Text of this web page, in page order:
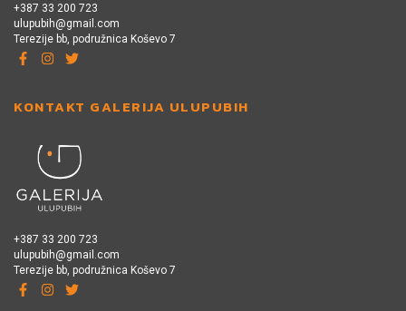
+387 33 200 723
ulupubih@gmail.com
Terezije bb, podružnica Koševo 7
KONTAKT GALERIJA ULUPUBIH
+387 33 200 723
ulupubih@gmail.com
Terezije bb, podružnica Koševo 7